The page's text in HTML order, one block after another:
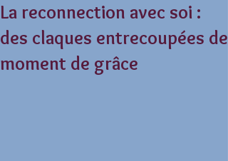
La reconnection avec soi :
des claques entrecoupées de
moment de grâce